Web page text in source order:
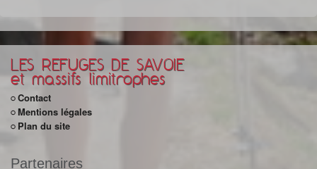
LES REFUGES DE SAVOIE
et massifs limitrophes
Contact
Mentions légales
Plan du site
Partenaires